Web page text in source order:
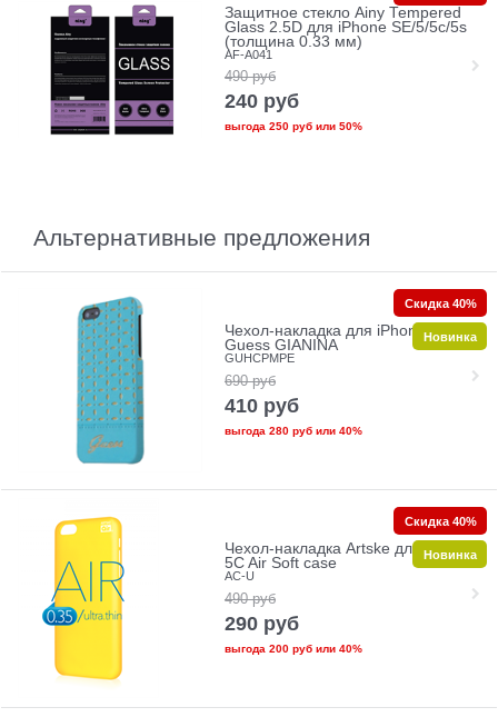
Защитное стекло Ainy Tempered
Glass 2.5D для iPhone SE/5/5c/5s
(толщина 0.33 мм)
AF-A041
490 руб
240 руб
выгода 250 рубили 50%
Альтернативные предложения
Чехол-накладка для iPhone 5C
Guess GIANINA
GUHCPMPE
690 руб
410 руб
выгода 280 рубили 40%
Скидка 40%
Новинка
Чехол-накладка Artske для iPhone
5C Air Soft case
AC-U
490 руб
290 руб
выгода 200 рубили 40%
Скидка 40%
Новинка